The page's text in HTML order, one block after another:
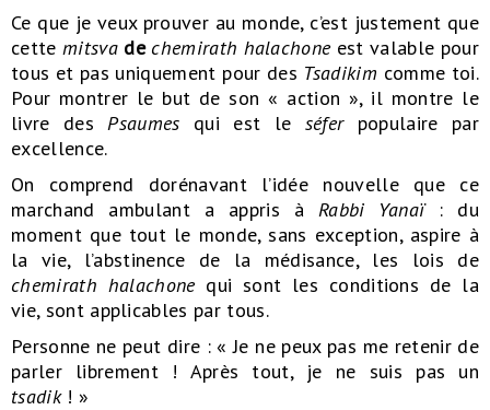
Ce que je veux prouver au monde, c’est justement que
cette mitsvade chemirath halachoneest valable pour
tous et pas uniquement pour des Tsadikim comme toi.
Pour montrer le but de son « action », il montre le
livre desPsaumes qui est le séferpopulaire par
excellence.
On comprend dorénavant l’idée nouvelle que ce
marchand ambulant a appris à Rabbi Yanaï: du
moment que tout le monde, sans exception, aspire à
la vie, l’abstinence de la médisance, les lois de
chemirath halachonequi sont les conditions de la
vie, sont applicables par tous.
Personne ne peut dire : « Je ne peux pas me retenir de
parler librement ! Après tout, je ne suis pas un
tsadik! »